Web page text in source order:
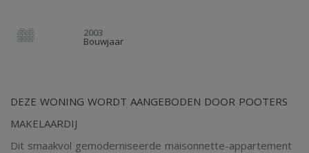
2003
Bouwjaar
DEZE WONING WORDT AANGEBODEN DOOR POOTERS
MAKELAARDIJ
Dit smaakvol gemoderniseerde maisonnette-appartement